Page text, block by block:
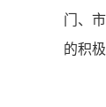
门、
的积